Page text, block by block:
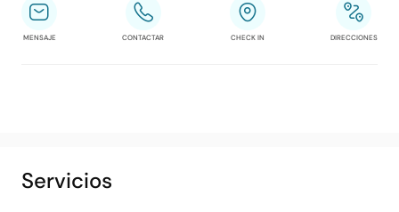
MENSAJE CONTACTAR CHECK IN DIRECCIONES
Servicios